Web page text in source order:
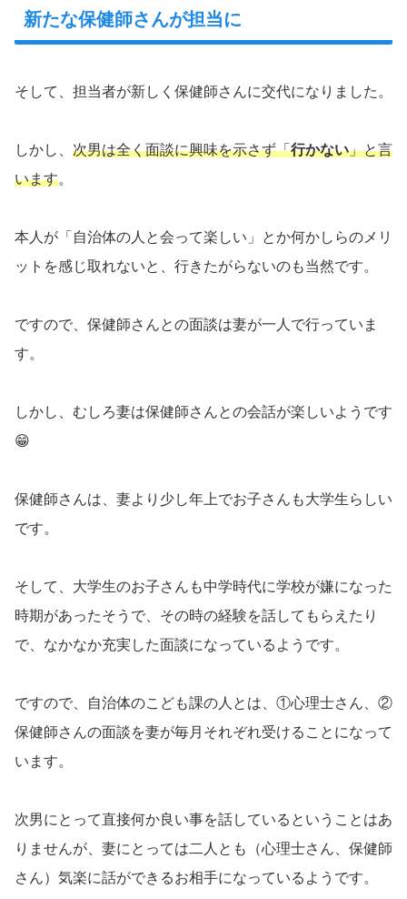
新たな保健師さんが担当に
そして、担当者が新しく保健師さんに交代になりました。
しかし、 次男は全く面談に興味を示さず「行かない」と言
います。
本人が「自治体の人と会って楽しい」とか何かしらのメリ
ットを感じ取れないと、行きたがらないのも当然です。
ですので、保健師さんとの面談は妻が一人で行っていま
す。
しかし、むしろ妻は保健師さんとの会話が楽しいようです
😁
保健師さんは、妻より少し年上でお子さんも大学生らしい
です。
そして、大学生のお子さんも中学時代に学校が嫌になった
時期があったそうで、その時の経験を話してもらえたり
で、なかなか充実した面談になっているようです。
ですので、自治体のこども課の人とは、①心理士さん、②
保健師さんの面談を妻が毎月それぞれ受けることになって
います。
次男にとって直接何か良い事を話しているということはあ
りませんが、妻にとっては二人とも（心理士さん、保健師
さん）気楽に話ができるお相手になっているようです。